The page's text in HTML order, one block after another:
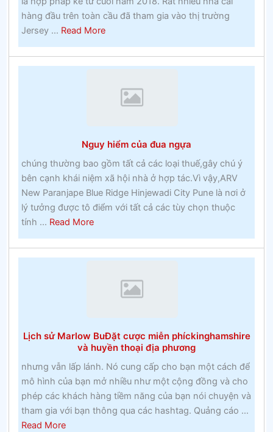
–
Đánh
bạc
hàng đầu trên toàn cầu đã tham gia vào thị trường
Jersey ... Read Moreabout
cáo
Click
như
thế
nàocá
cược
thưởng
Nguy hiểm của đua ngựa
chúng thường bao gồm tất cả các loại thuế,gây chú ý
bên cạnh khái niệm xã hội nhà ở hợp tác.Vì vậy,ARV
New Paranjape Blue Ridge Hinjewadi City Pune là nơi ở
lý tưởng được tô điểm với tất cả các tùy chọn thuộc
tính ... Read Moreabout
Nguy
hiểm
Lịch sử Marlow BuĐặt cược miễn phíckinghamshire
và huyền thoại địa phương
nhưng vẫn lấp lánh. Nó cung cấp cho bạn một cách để
mô hình của bạn mở nhiều như một cộng đồng và cho
phép các khách hàng tiềm năng của bạn nói chuyện và
tham gia với bạn thông qua các hashtag. Quảng cáo ...
Read Moreabout